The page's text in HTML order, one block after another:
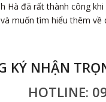
Hà đã rất thành công
muốn tìm hiểu thêm về
KÝ NHẬN
HOTLINE: